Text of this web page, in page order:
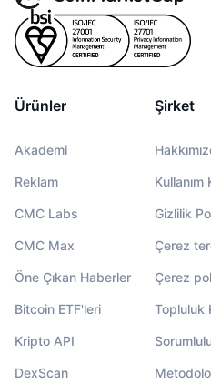
Ürünler
Akademi
Reklam
CMC Labs
CMC Max
Öne Çıkan Haberler
Bitcoin ETF'leri
Kripto API
DexScan
Şirket
Kullanım
Gizlilik
Çerez
Çerez
Topluluk